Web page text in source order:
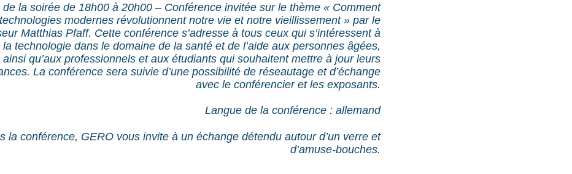
la soirée de 18h00 à 20h00 – Conférence invitée sur le thème « Comment
modernes révolutionnent notre vie et notre vieillissement » par le
Matthias Pfaff. Cette conférence s’adresse à tous ceux qui s’intéressent à
la technologie dans le domaine de la santé et de l’aide aux personnes âgées,
ainsi qu’aux professionnels et aux étudiants qui souhaitent mettre à jour leurs
La conférence sera suivie d’une possibilité de réseautage et d’échange
avec le conférencier et les exposants.
Langue de la conférence : allemand
la conférence, GERO vous invite à un échange détendu autour d’un verre et
d’amuse-bouches.